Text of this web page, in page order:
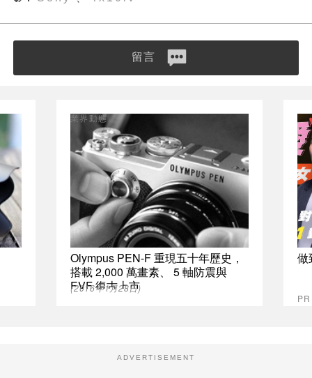
留言
Olympus PEN-F 重現五十年歷史，
搭載 2,000 萬畫素、 5 軸防震與
EVF 復古上市
業界動態
(2016年1月28日)
做
ADVERTISEMENT